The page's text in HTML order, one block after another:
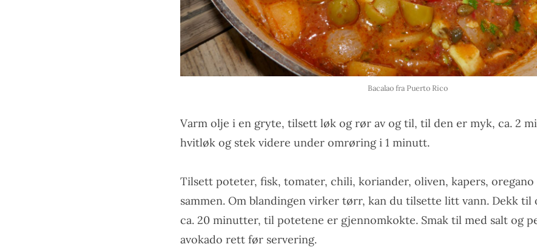
Bacalao fra Puerto Rico
Varm olje i en gryte, tilsett løk og rør av og til, til den er myk, ca. 2
hvitløk og stek videre under omrøring i 1 minutt.
Tilsett poteter, fisk, tomater, chili, koriander, oliven, kapers,
sammen. Om blandingen virker tørr, kan du tilsette litt vann. Dekk til
ca. 20 minutter, til potetene er gjennomkokte. Smak til med salt og
avokado rett før servering.